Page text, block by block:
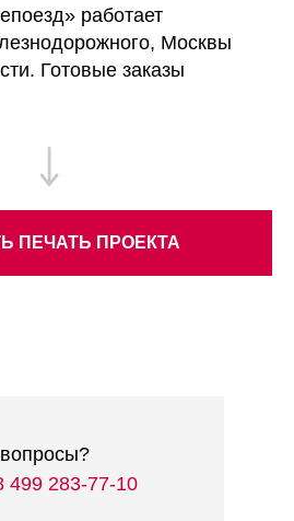
работает
Москвы
Готовые заказы
ПЕЧАТЬ ПРОЕКТА
499 283-77-10